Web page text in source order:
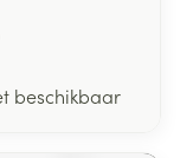
beschikbaar